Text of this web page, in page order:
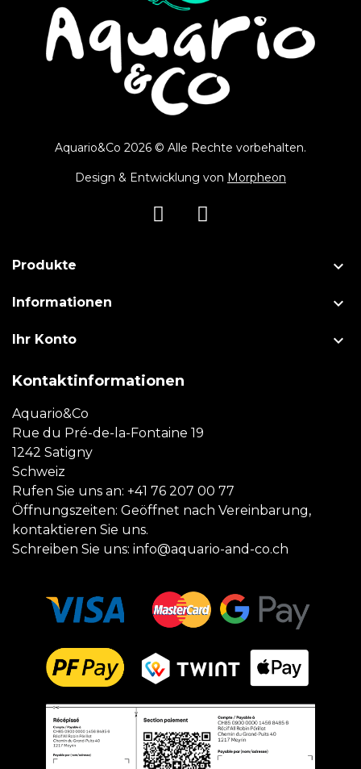
Aquario&Co 2026 © Alle Rechte vorbehalten.
Design & Entwicklung von Morpheon
Produkte 
Informationen 
Ihr Konto 
Kontaktinformationen
Aquario&Co
Rue du Pré-de-la-Fontaine 19
1242 Satigny
Schweiz
Rufen Sie uns an: +41 76 207 00 77
Öffnungszeiten: Geöffnet nach Vereinbarung,
kontaktieren Sie uns.
Schreiben Sie uns: info@aquario-and-co.ch